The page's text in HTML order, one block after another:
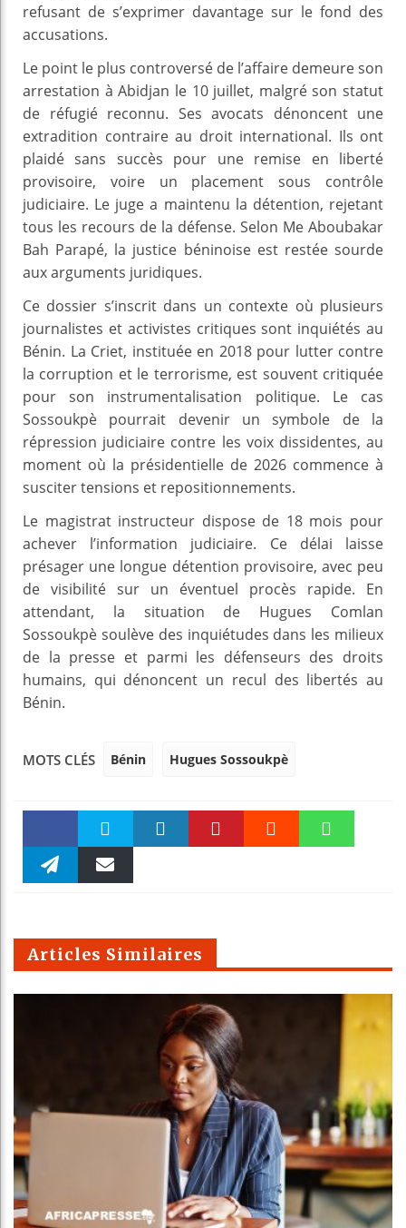
refusant de s’exprimer davantage sur le fond des
accusations.
Le point le plus controversé de l’affaire demeure son
arrestation à Abidjan le 10 juillet, malgré son statut
de réfugié reconnu. Ses avocats dénoncent une
extradition contraire au droit international. Ils ont
plaidé sans succès pour une remise en liberté
provisoire, voire un placement sous contrôle
judiciaire. Le juge a maintenu la détention, rejetant
tous les recours de la défense. Selon Me Aboubakar
Bah Parapé, la justice béninoise est restée sourde
aux arguments juridiques.
Ce dossier s’inscrit dans un contexte où plusieurs
journalistes et activistes critiques sont inquiétés au
Bénin. La Criet, instituée en 2018 pour lutter contre
la corruption et le terrorisme, est souvent critiquée
pour son instrumentalisation politique. Le cas
Sossoukpè pourrait devenir un symbole de la
répression judiciaire contre les voix dissidentes, au
moment où la présidentielle de 2026 commence à
susciter tensions et repositionnements.
Le magistrat instructeur dispose de 18 mois pour
achever l’information judiciaire. Ce délai laisse
présager une longue détention provisoire, avec peu
de visibilité sur un éventuel procès rapide. En
attendant, la situation de Hugues Comlan
Sossoukpè soulève des inquiétudes dans les milieux
de la presse et parmi les défenseurs des droits
humains, qui dénoncent un recul des libertés au
Bénin.
MOTS CLÉS Bénin Hugues Sossoukpè
Faceboo Twitter
m
Articles Similaires